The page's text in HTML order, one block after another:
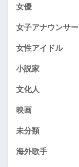
女優
女子アナウンサー
女性アイドル
小説家
文化人
映画
未分類
海外歌手